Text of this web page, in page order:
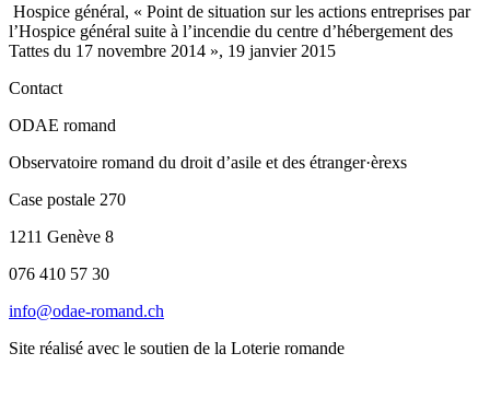
Hospice général, « Point de situation sur les actions entreprises par
l’Hospice général suite à l’incendie du centre d’hébergement des
Tattes du 17 novembre 2014 », 19 janvier 2015
Contact
ODAE romand
Observatoire romand du droit d’asile et des étranger·èrexs
Case postale 270
1211 Genève 8
076 410 57 30
info@odae-romand.ch
Site réalisé avec le soutien de la Loterie romande